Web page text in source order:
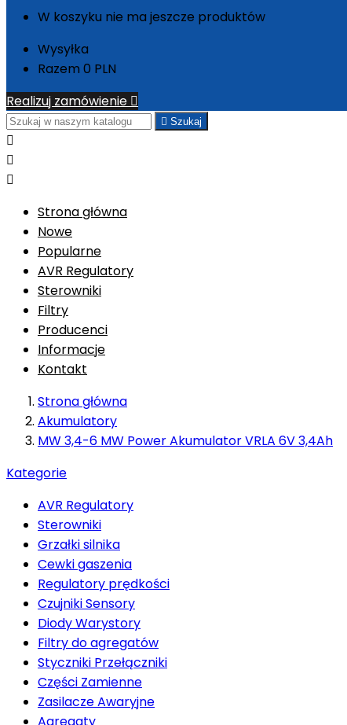
W koszyku nie ma jeszcze produktów
Wysyłka
Razem 0 PLN
Realizuj zamówienie 
 Szukaj



Strona główna
Nowe
Popularne
AVR Regulatory
Sterowniki
Filtry
Producenci
Informacje
Kontakt
Strona główna
Akumulatory
MW 3,4-6 MW Power Akumulator VRLA 6V 3,4Ah
Kategorie
AVR Regulatory
Sterowniki
Grzałki silnika
Cewki gaszenia
Regulatory prędkości
Czujniki Sensory
Diody Warystory
Filtry do agregatów
Styczniki Przełączniki
Części Zamienne
Zasilacze Awaryjne